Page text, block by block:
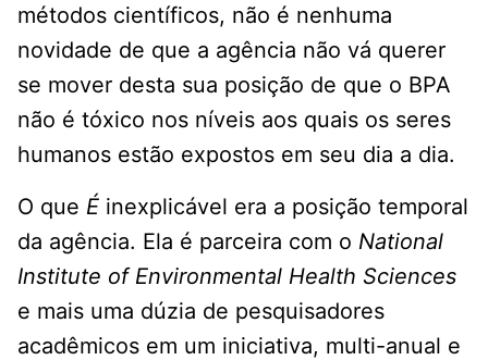
métodos científicos, não é nenhuma
novidade de que a agência não vá querer
se mover desta sua posição de que o BPA
não é tóxico nos níveis aos quais os seres
humanos estão expostos em seu dia a dia.
O que É inexplicável era a posição temporal
da agência. Ela é parceira com o National
Institute of Environmental Health Sciences
e mais uma dúzia de pesquisadores
acadêmicos em um iniciativa, multi-anual e